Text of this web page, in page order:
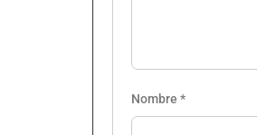
Nombre *